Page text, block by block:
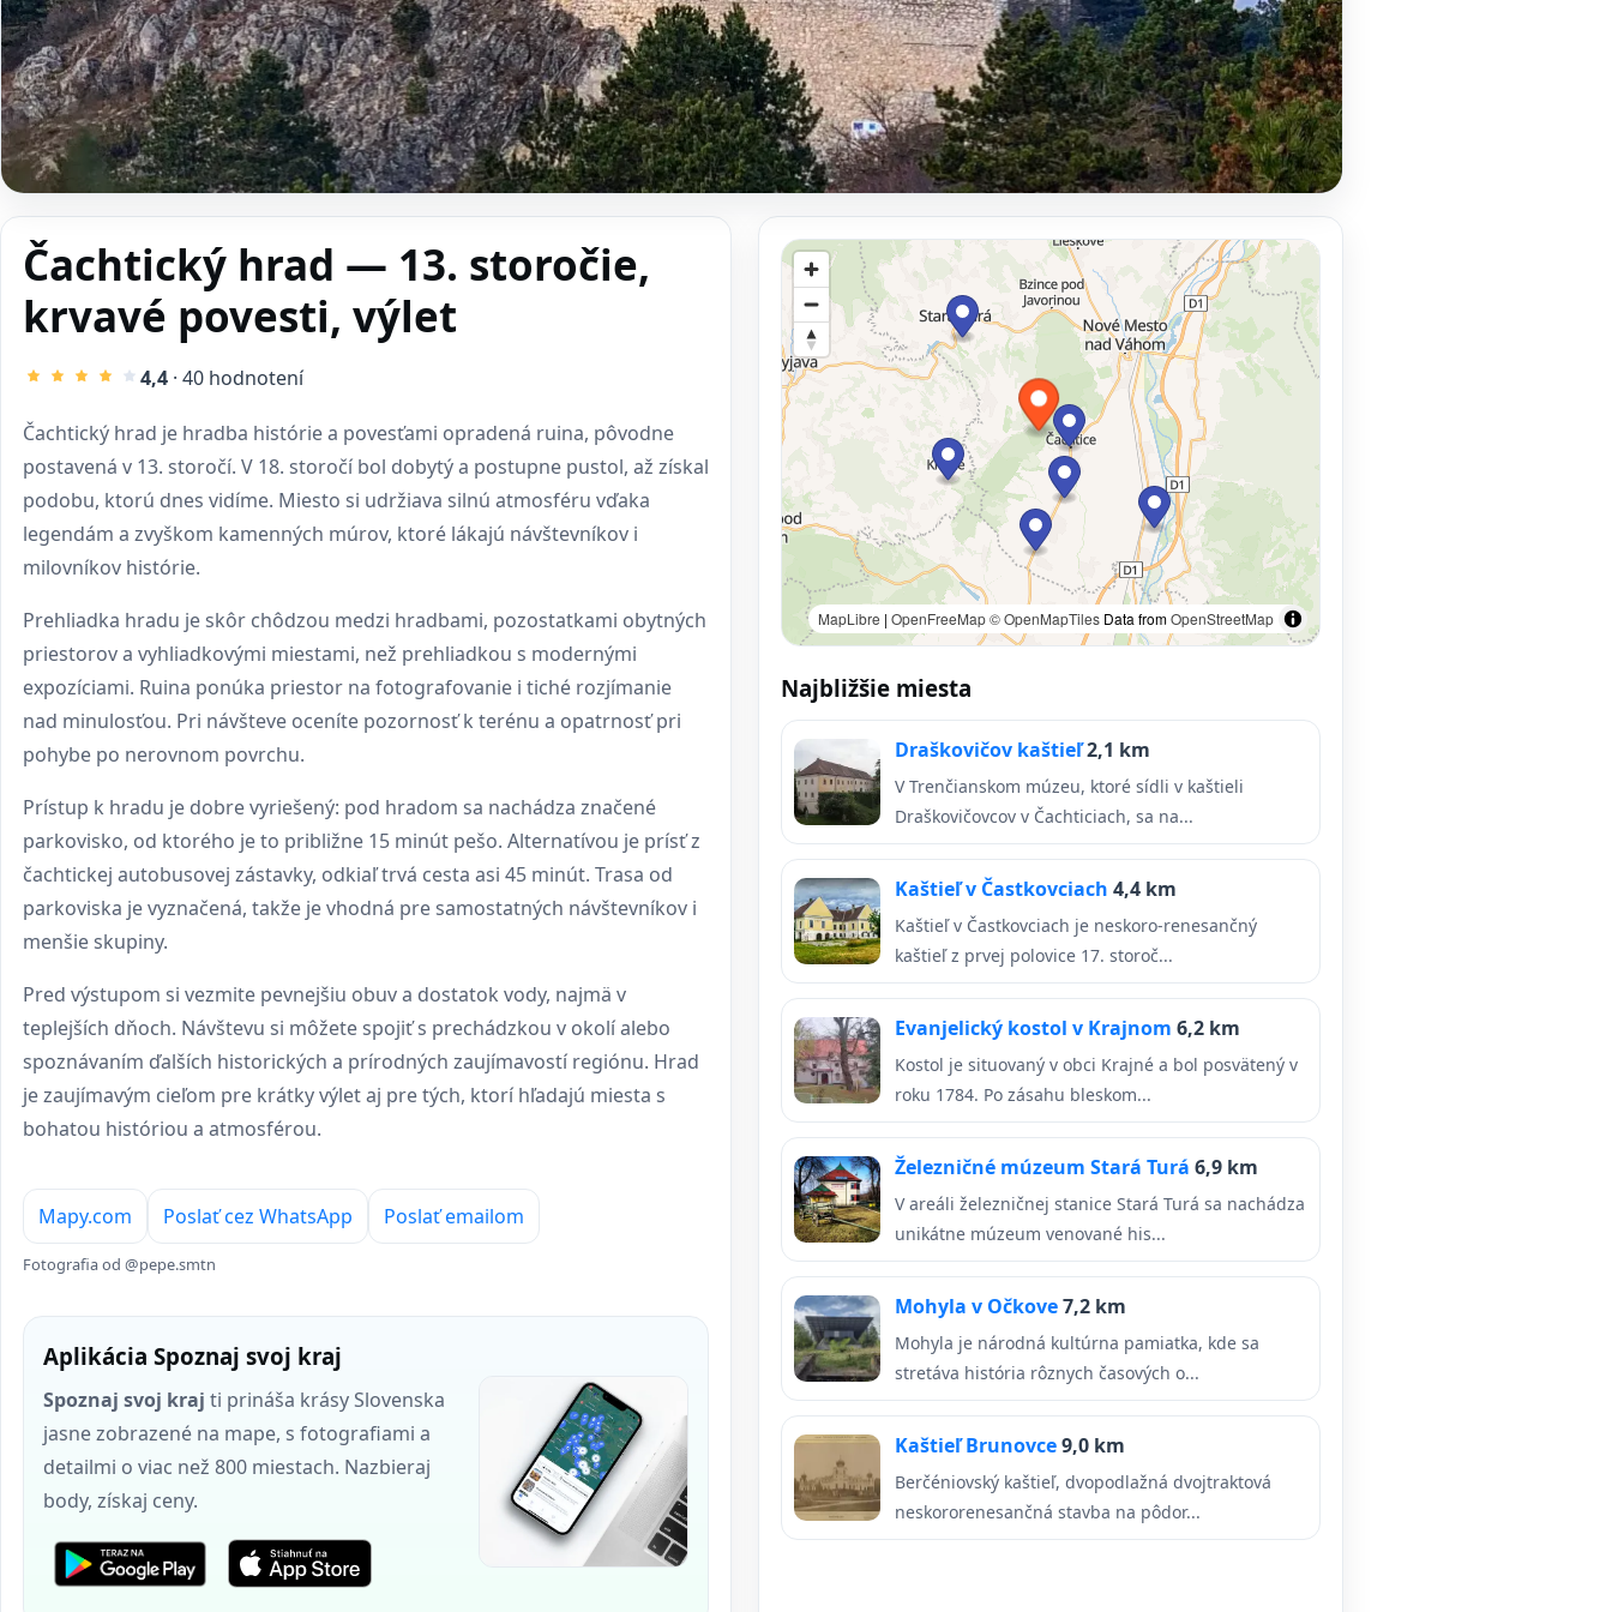
Čachtický hrad — 13. storočie,
krvavé povesti, výlet
4,4 · 40 hodnotení
Čachtický hrad je hradba histórie a povesťami opradená ruina, pôvodne
postavená v 13. storočí. V 18. storočí bol dobytý a postupne pustol, až získal
podobu, ktorú dnes vidíme. Miesto si udržiava silnú atmosféru vďaka
legendám a zvyškom kamenných múrov, ktoré lákajú návštevníkov i
milovníkov histórie.
Prehliadka hradu je skôr chôdzou medzi hradbami, pozostatkami obytných
priestorov a vyhliadkovými miestami, než prehliadkou s modernými
expozíciami. Ruina ponúka priestor na fotografovanie i tiché rozjímanie
nad minulosťou. Pri návšteve oceníte pozornosť k terénu a opatrnosť pri
pohybe po nerovnom povrchu.
Prístup k hradu je dobre vyriešený: pod hradom sa nachádza značené
parkovisko, od ktorého je to približne 15 minút pešo. Alternatívou je prísť z
čachtickej autobusovej zástavky, odkiaľ trvá cesta asi 45 minút. Trasa od
parkoviska je vyznačená, takže je vhodná pre samostatných návštevníkov i
menšie skupiny.
Pred výstupom si vezmite pevnejšiu obuv a dostatok vody, najmä v
teplejších dňoch. Návštevu si môžete spojiť s prechádzkou v okolí alebo
spoznávaním ďalších historických a prírodných zaujímavostí regiónu. Hrad
je zaujímavým cieľom pre krátky výlet aj pre tých, ktorí hľadajú miesta s
bohatou históriou a atmosférou.
Mapy.com Poslať cez WhatsApp Poslať emailom
Fotografia od @pepe.smtn
Aplikácia Spoznaj svoj kraj
Spoznaj svoj kraj ti prináša krásy Slovenska
jasne zobrazené na mape, s fotografiami a
detailmi o viac než 800 miestach. Nazbieraj
body, získaj ceny.
MapLibre | OpenFreeMap© OpenMapTiles Data fromOpenStreetMap
Najbližšie miesta
Draškovičov kaštieľ2,1 km
V Trenčianskom múzeu, ktoré sídli v kaštieli
Draškovičovcov v Čachticiach, sa na...
Kaštieľ v Častkovciach 4,4 km
Kaštieľ v Častkovciach je neskoro-renesančný
kaštieľ z prvej polovice 17. storoč...
Evanjelický kostol v Krajnom 6,2 km
Kostol je situovaný v obci Krajné a bol posvätený v
roku 1784. Po zásahu bleskom...
Železničné múzeum Stará Turá 6,9 km
V areáli železničnej stanice Stará Turá sa nachádza
unikátne múzeum venované his...
Mohyla v Očkove7,2 km
Mohyla je národná kultúrna pamiatka, kde sa
stretáva história rôznych časových o...
Kaštieľ Brunovce9,0 km
Berčéniovský kaštieľ, dvopodlažná dvojtraktová
neskororenesančná stavba na pôdor...